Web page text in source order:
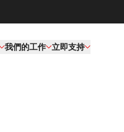
我們的工作​ 立即支持